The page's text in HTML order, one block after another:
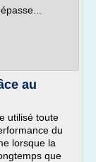
au
utilisé toute
du
lorsque la
que